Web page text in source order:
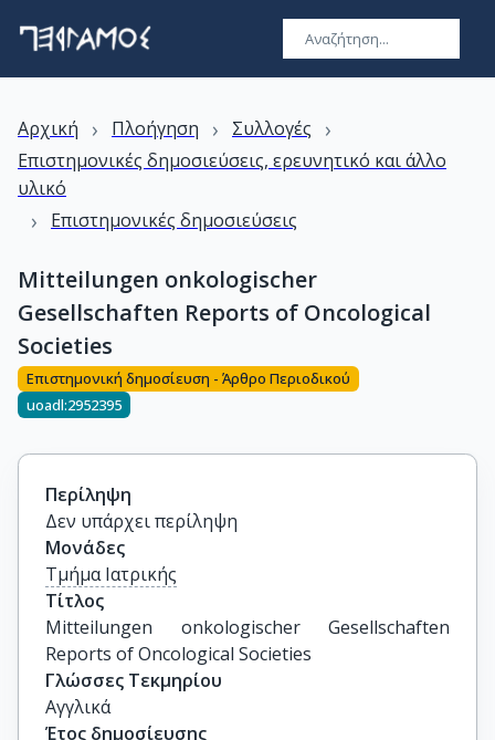
Αρχική › Πλοήγηση › Συλλογές ›
Επιστημονικές δημοσιεύσεις, ερευνητικό και άλλο
υλικό
› Επιστημονικές δημοσιεύσεις
Mitteilungen onkologischer
Gesellschaften Reports of Oncological
Societies
Επιστημονική δημοσίευση - Άρθρο Περιοδικού
uoadl:2952395
Περίληψη
Δεν υπάρχει περίληψη
Μονάδες
Τμήμα Ιατρικής
Τίτλος
Mitteilungen onkologischer Gesellschaften
Reports of Oncological Societies
Γλώσσες Τεκμηρίου
Αγγλικά
Έτος δημοσίευσης